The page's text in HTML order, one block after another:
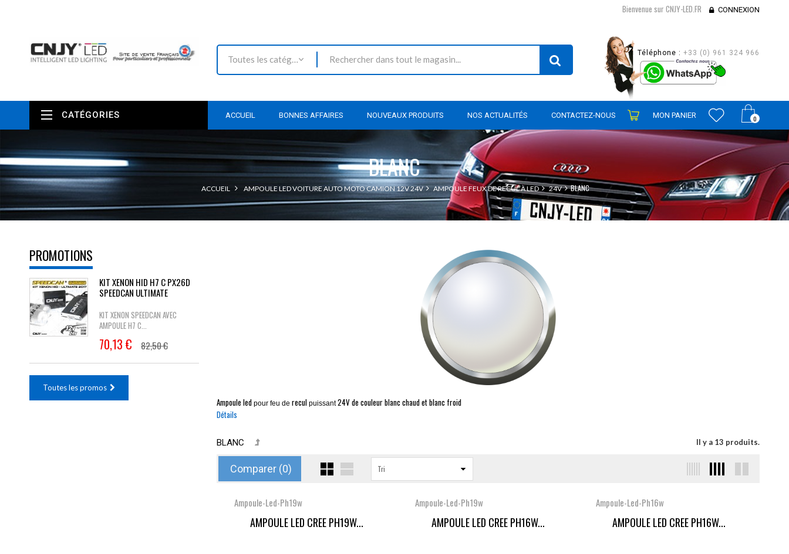
Bienvenue sur CNJY-LED.FR CONNEXION
Toutes les catégories
Téléphone : +33 (0) 961 324 966
0
ACCUEIL BONNES AFFAIRES NOUVEAUX PRODUITS NOS ACTUALITÉS CONTACTEZ-NOUS MON PANIER
CATÉGORIES
BLANC
ACCUEIL AMPOULE LED VOITURE AUTO MOTO CAMION 12V 24V AMPOULE FEUX DE RECUL À LED 24V BLANC
PROMOTIONS
KIT XENON HID H7 C PX26D
SPEEDCAN ULTIMATE
KIT XENON SPEEDCAN AVEC
AMPOULE H7 C...
70,13 € 82,50 €
Toutes les promos
Ampoule led pour feu de recul puissant24V de couleur blanc chaud et blanc froid
Détails
BLANC Il y a 13 produits.
Comparer (0) Tri
Ampoule-Led-Ph19w
AMPOULE LED CREE PH19W...
Ampoule-Led-Ph19w
AMPOULE LED CREE PH16W...
Ampoule-Led-Ph16w
AMPOULE LED CREE PH16W...